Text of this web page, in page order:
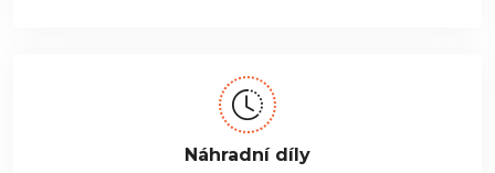
Náhradní díly